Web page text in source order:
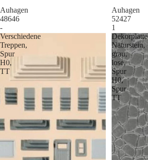
Auhagen
48646
-
Verschiedene
Treppen,
Spur
H0,
TT
Auhagen
52427
1
Dekorplatte
Naturstein,
grau,
lose,
Spur
H0,
Spur
TT